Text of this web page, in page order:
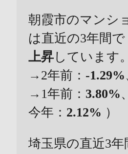
朝霞市のマンシ
は直近の3年間で
上昇しています
→2年前： -1.29%
→1年前： 3.80%
今年： 2.12% ）
埼玉県の直近3年